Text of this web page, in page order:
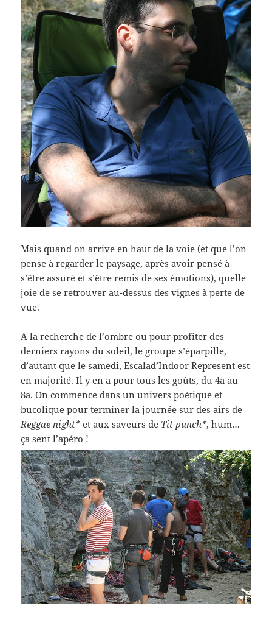
Mais quand on arrive en haut de la voie (et que l’on
pense à regarder le paysage, après avoir pensé à
s’être assuré et s’être remis de ses émotions), quelle
joie de se retrouver au-dessus des vignes à perte de
vue.
A la recherche de l’ombre ou pour profiter des
derniers rayons du soleil, le groupe s’éparpille,
d’autant que le samedi, Escalad’Indoor Represent est
en majorité. Il y en a pour tous les goûts, du 4a au
8a. On commence dans un univers poétique et
bucolique pour terminer la journée sur des airs de
Reggae night* et aux saveurs de Tit punch*, hum…
ça sent l’apéro !